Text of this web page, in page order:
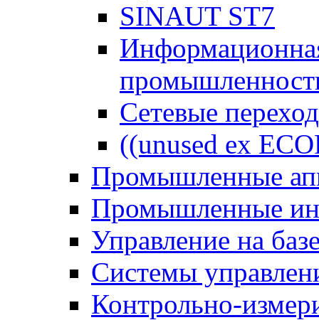
SINAUT ST7
Сетевые
((unused ex
Промышленные
Промышленные
Управление на
Системы
Контрольно-